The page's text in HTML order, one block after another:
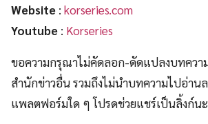
Website : korseries.com
Youtube : Korseries
ขอความกรุณาไม่คัดลอก-ดัดแปลงบทควา
สำนักข่าวอื่น รวมถึงไม่นำบทความไปอ่าน
แพลตฟอร์มใด ๆ โปรดช่วยแชร์เป็นลิ้งก์น